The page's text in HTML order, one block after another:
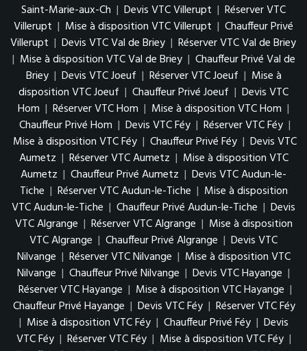
Saint-Marie-aux-Ch | Devis VTC Villerupt | Réserver VTC
Villerupt | Mise à disposition VTC Villerupt | Chauffeur Privé
Villerupt | Devis VTC Val de Briey | Réserver VTC Val de Briey
| Mise à disposition VTC Val de Briey | Chauffeur Privé Val de
Briey | Devis VTC Joeuf | Réserver VTC Joeuf | Mise à
disposition VTC Joeuf | Chauffeur Privé Joeuf | Devis VTC
Hom | Réserver VTC Hom | Mise à disposition VTC Hom |
Chauffeur Privé Hom | Devis VTC Féy | Réserver VTC Féy |
Mise à disposition VTC Féy | Chauffeur Privé Féy | Devis VTC
Aumetz | Réserver VTC Aumetz | Mise à disposition VTC
Aumetz | Chauffeur Privé Aumetz | Devis VTC Audun-le-
Tiche | Réserver VTC Audun-le-Tiche | Mise à disposition
VTC Audun-le-Tiche | Chauffeur Privé Audun-le-Tiche | Devis
VTC Algrange | Réserver VTC Algrange | Mise à disposition
VTC Algrange | Chauffeur Privé Algrange | Devis VTC
Nilvange | Réserver VTC Nilvange | Mise à disposition VTC
Nilvange | Chauffeur Privé Nilvange | Devis VTC Hayange |
Réserver VTC Hayange | Mise à disposition VTC Hayange |
Chauffeur Privé Hayange | Devis VTC Féy | Réserver VTC Féy
| Mise à disposition VTC Féy | Chauffeur Privé Féy | Devis
VTC Féy | Réserver VTC Féy | Mise à disposition VTC Féy |